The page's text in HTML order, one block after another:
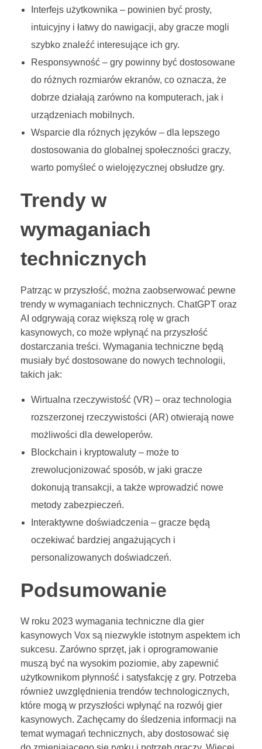
Interfejs użytkownika – powinien być prosty,
intuicyjny i łatwy do nawigacji, aby gracze mogli
szybko znaleźć interesujące ich gry.
Responsywność – gry powinny być dostosowane
do różnych rozmiarów ekranów, co oznacza, że
dobrze działają zarówno na komputerach, jak i
urządzeniach mobilnych.
Wsparcie dla różnych języków – dla lepszego
dostosowania do globalnej społeczności graczy,
warto pomyśleć o wielojęzycznej obsłudze gry.
Trendy w
wymaganiach
technicznych
Patrząc w przyszłość, można zaobserwować pewne
trendy w wymaganiach technicznych. ChatGPT oraz
AI odgrywają coraz większą rolę w grach
kasynowych, co może wpłynąć na przyszłość
dostarczania treści. Wymagania techniczne będą
musiały być dostosowane do nowych technologii,
takich jak:
Wirtualna rzeczywistość (VR) – oraz technologia
rozszerzonej rzeczywistości (AR) otwierają nowe
możliwości dla deweloperów.
Blockchain i kryptowaluty – może to
zrewolucjonizować sposób, w jaki gracze
dokonują transakcji, a także wprowadzić nowe
metody zabezpieczeń.
Interaktywne doświadczenia – gracze będą
oczekiwać bardziej angażujących i
personalizowanych doświadczeń.
Podsumowanie
W roku 2023 wymagania techniczne dla gier
kasynowych Vox są niezwykle istotnym aspektem ich
sukcesu. Zarówno sprzęt, jak i oprogramowanie
muszą być na wysokim poziomie, aby zapewnić
użytkownikom płynność i satysfakcję z gry. Potrzeba
również uwzględnienia trendów technologicznych,
które mogą w przyszłości wpłynąć na rozwój gier
kasynowych. Zachęcamy do śledzenia informacji na
temat wymagań technicznych, aby dostosować się